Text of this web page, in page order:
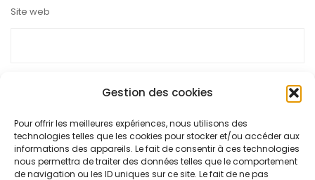
Gestion des cookies
Pour offrir les meilleures expériences, nous utilisons des
technologies telles que les cookies pour stocker et/ou accéder aux
informations des appareils. Le fait de consentir à ces technologies
nous permettra de traiter des données telles que le comportement
de navigation ou les ID uniques sur ce site. Le fait de ne pas
Site web
Ce site utilise Akismet pour réduire les indésirables.
plus sur la façon dont les données de vos commentaires sont
traitées.